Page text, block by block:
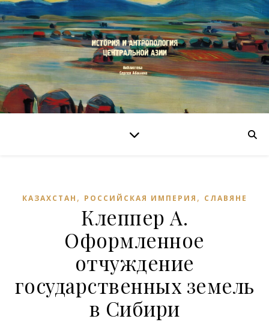
КАЗАХСТАН , РОССИЙСКАЯ ИМПЕРИЯ , СЛАВЯНЕ
Клеппер А.
Оформленное
отчуждение
государственных земель
в Сибири